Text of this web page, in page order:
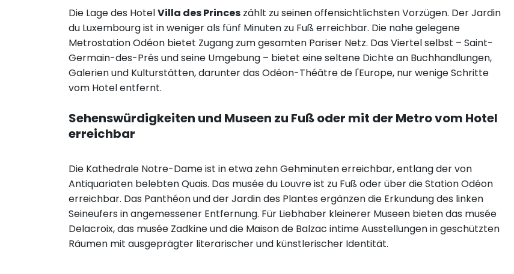
Die Lage des HotelVilla des Princes zählt zu seinen offensichtlichsten Vorzügen. Der Jardin
du Luxembourg ist in weniger als fünf Minuten zu Fuß erreichbar. Die nahe gelegene
Metrostation Odéon bietet Zugang zum gesamten Pariser Netz. Das Viertel selbst – Saint-
Germain-des-Prés und seine Umgebung – bietet eine seltene Dichte an Buchhandlungen,
Galerien und Kulturstätten, darunter das Odéon-Théâtre de l'Europe, nur wenige Schritte
vom Hotel entfernt.
Sehenswürdigkeiten und Museen zu Fuß oder mit der Metro vom Hotel
erreichbar
Die Kathedrale Notre-Dame ist in etwa zehn Gehminuten erreichbar, entlang der von
Antiquariaten belebten Quais. Das musée du Louvre ist zu Fuß oder über die Station Odéon
erreichbar. Das Panthéon und der Jardin des Plantes ergänzen die Erkundung des linken
Seineufers in angemessener Entfernung. Für Liebhaber kleinerer Museen bieten das musée
Delacroix, das musée Zadkine und die Maison de Balzac intime Ausstellungen in geschützten
Räumen mit ausgeprägter literarischer und künstlerischer Identität.